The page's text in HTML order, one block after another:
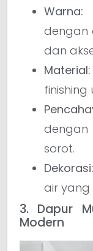
Warna:
dengan
dan
Material:
finishing
dengan
sorot.
Dekorasi:
air yang
3. Dapur
Modern